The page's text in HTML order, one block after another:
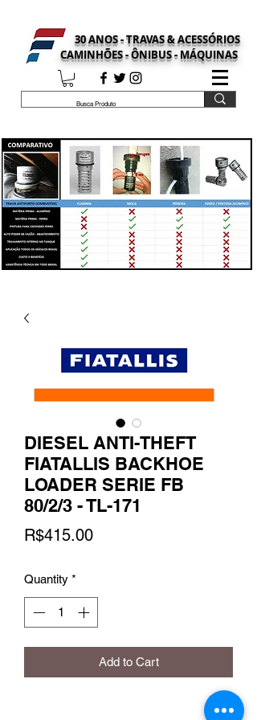
30 ANOS - TRAVAS & ACESSÓRIOS
CAMINHÕES - ÔNIBUS - MÁQUINAS
DIESEL ANTI-THEFT
FIATALLIS BACKHOE
LOADER SERIE FB
80/2/3 - TL-171
R$415.00Price
Quantity *
Add to Cart